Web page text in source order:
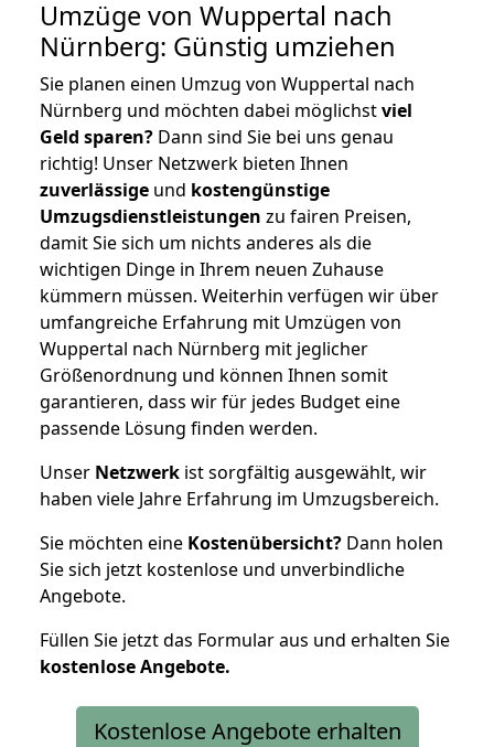
Umzüge von Wuppertal nach
Nürnberg: Günstig umziehen
Sie planen einen Umzug von Wuppertal nach
Nürnberg und möchten dabei möglichstviel
Geld sparen? Dann sind Sie bei uns genau
richtig! Unser Netzwerk bieten Ihnen
zuverlässige und kostengünstige
Umzugsdienstleistungen zu fairen Preisen,
damit Sie sich um nichts anderes als die
wichtigen Dinge in Ihrem neuen Zuhause
kümmern müssen. Weiterhin verfügen wir über
umfangreiche Erfahrung mit Umzügen von
Wuppertal nach Nürnberg mit jeglicher
Größenordnung und können Ihnen somit
garantieren, dass wir für jedes Budget eine
passende Lösung finden werden.
Unser Netzwerk ist sorgfältig ausgewählt, wir
haben viele Jahre Erfahrung im Umzugsbereich.
Sie möchten eine Kostenübersicht? Dann holen
Sie sich jetzt kostenlose und unverbindliche
Angebote.
Füllen Sie jetzt das Formular aus und erhalten Sie
kostenloseAngebote.
Kostenlose Angebote erhalten